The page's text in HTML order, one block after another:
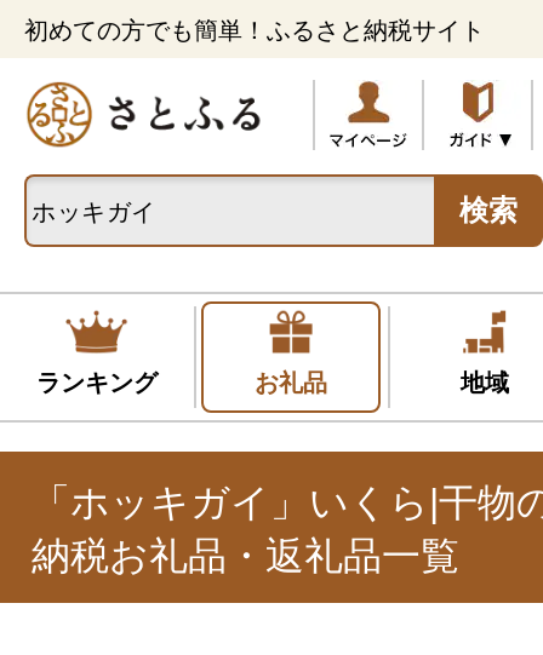
初めての方でも簡単！ふるさと納税サイト
検索
ランキング お礼品 地域
「ホッキガイ」いくら|干物
納税お礼品・返礼品一覧